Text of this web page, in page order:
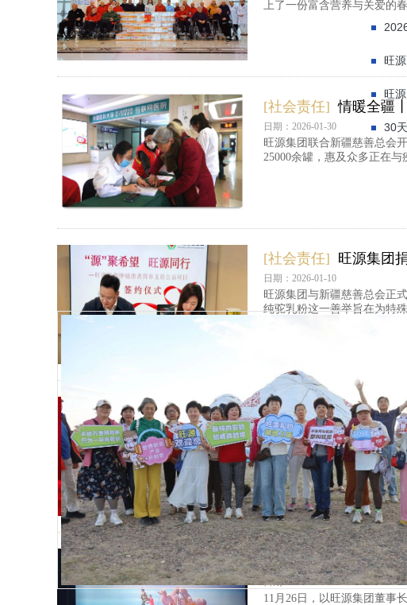
上了一份富含营养与关爱的春
[社会责任] 情暖全疆
日期：2026-01-30
旺源集团联合新疆慈善总会
25000余罐，惠及众多正在与
[社会责任] 旺源集团
日期：2026-01-10
旺源集团与新疆慈善总会正
纯驼乳粉这一善举旨在为特
[社会责任] 年终盘点
日期：2025-12-31
2025年的岁末回望，旺源集
[社会责任] 温暖上映
日期：2025-12-01
11月26日，以旺源集团董事
旺
旺
30